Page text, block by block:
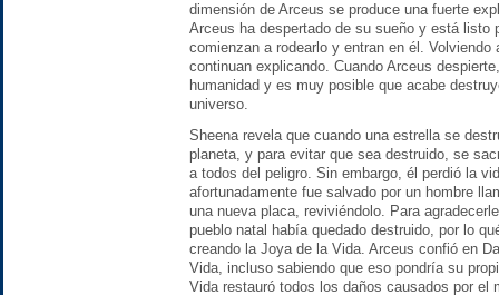
dimensión de Arceus se produce una fuerte
Arceus ha despertado de su sueño y está listo
comienzan a rodearlo y entran en él.
continuan explicando. Cuando Arceus
humanidad y es muy posible que acabe
universo.
Sheena revela que cuando una estrella se
planeta, y para evitar que sea destruido, se
a todos del peligro. Sin embargo, él perdió la
afortunadamente fue salvado por un hombre
una nueva placa, reviviéndolo. Para
pueblo natal había quedado destruido, por lo
creando la Joya de la Vida. Arceus confió en
Vida, incluso sabiendo que eso pondría su
Vida restauró todos los daños causados por el